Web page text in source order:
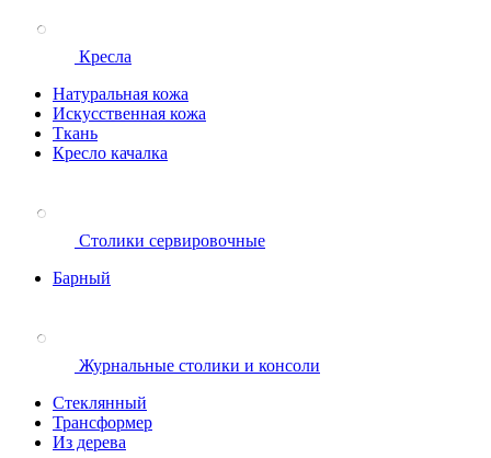
Кресла
Натуральная кожа
Искусственная кожа
Ткань
Кресло качалка
Столики сервировочные
Барный
Журнальные столики и консоли
Стеклянный
Трансформер
Из дерева